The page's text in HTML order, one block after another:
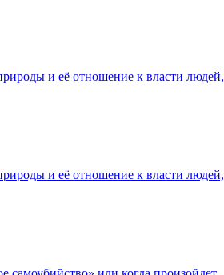
и её отношение к власти людей,
и её отношение к власти людей,